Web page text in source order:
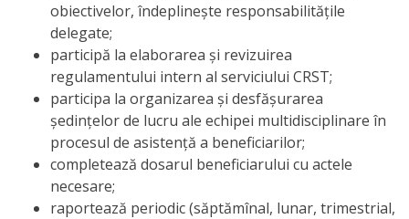
obiectivelor, îndeplinește responsabilitățile
delegate;
participă la elaborarea și revizuirea
regulamentului intern al serviciului CRST;
participa la organizarea şi desfăşurarea
şedinţelor de lucru ale echipei multidisciplinare în
procesul de asistență a beneficiarilor;
completează dosarul beneficiarului cu actele
necesare;
raportează periodic (săptămînal, lunar, trimestrial,